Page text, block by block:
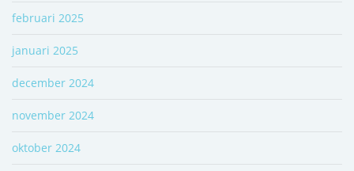
februari 2025
januari 2025
december 2024
november 2024
oktober 2024